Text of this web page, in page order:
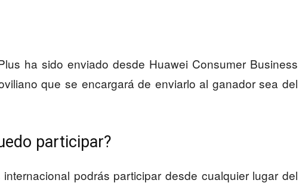
ha sido enviado desde Huawei Consumer Business
que se encargará de enviarlo al ganador sea del
participar?
podrás participar desde cualquier lugar del